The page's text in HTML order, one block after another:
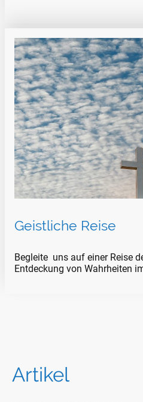
Geistliche Reise
Begleite uns auf einer Reise
Entdeckung von Wahrheiten
Artikel